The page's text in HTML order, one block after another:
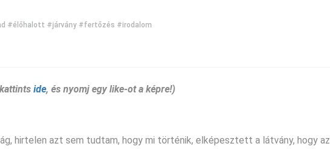
#élőhalott #járvány #fertőzés #irodalom
ide, és nyomj egy like-ot a képre!)
hirtelen azt sem tudtam, hogy mi történik, elképesztett a látvány, hogy az